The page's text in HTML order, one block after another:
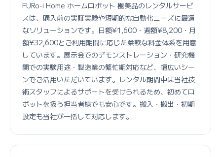
FURo-i Home ホームロボット 極美品のレンタルサービ
スは、購入前の実証実験や短期的な自動化ニーズに最適
なソリューションです。日額¥1,600・週額¥8,200・月
額¥32,600とご利用期間に応じた柔軟な料金体系を用意
しています。展示会でのデモンストレーション・研究機
関での実験用途・製造業の繁忙期対応など、幅広いシー
ンでご活用いただいています。レンタル期間中は当社技
術スタッフによるサポートを受けられるため、初めてロ
ボットを扱う担当者様でも安心です。搬入・搬出・初期
設定も当社が一括して対応します。